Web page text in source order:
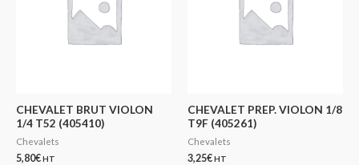
CHEVALET BRUT VIOLON
1/4 T52 (405410)
Chevalets
5,80€HT
CHEVALET PREP. VIOLON 1/8
T9F (405261)
Chevalets
3,25€HT